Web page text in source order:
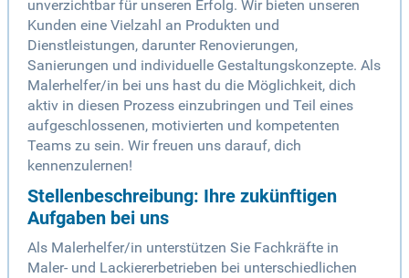
unverzichtbar für unseren Erfolg. Wir bieten unseren
Kunden eine Vielzahl an Produkten und
Dienstleistungen, darunter Renovierungen,
Sanierungen und individuelle Gestaltungskonzepte. Als
Malerhelfer/in bei uns hast du die Möglichkeit, dich
aktiv in diesen Prozess einzubringen und Teil eines
aufgeschlossenen, motivierten und kompetenten
Teams zu sein. Wir freuen uns darauf, dich
kennenzulernen!
Stellenbeschreibung: Ihre zukünftigen
Aufgaben bei uns
Als Malerhelfer/in unterstützen Sie Fachkräfte in
Maler- und Lackiererbetrieben bei unterschiedlichen